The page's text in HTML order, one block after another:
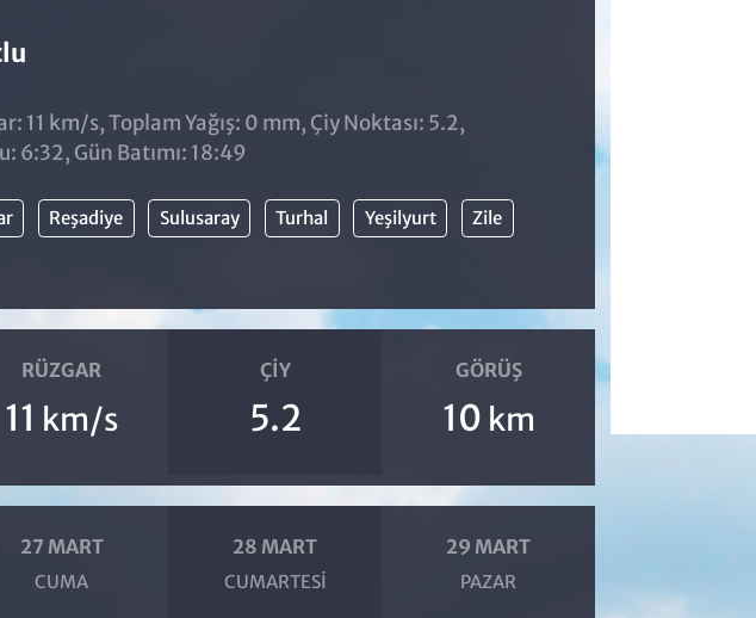
11 km/s, Toplam Yağış: 0 mm, Çiy Noktası: 5.2,
6:32, Gün Batımı: 18:49
Reşadiye Sulusaray Turhal Yeşilyurt Zile
RÜZGAR
11 km/s
ÇIY
5.2
GÖRÜŞ
10 km
27 MART
CUMA
28 MART
CUMARTESI
29 MART
PAZAR